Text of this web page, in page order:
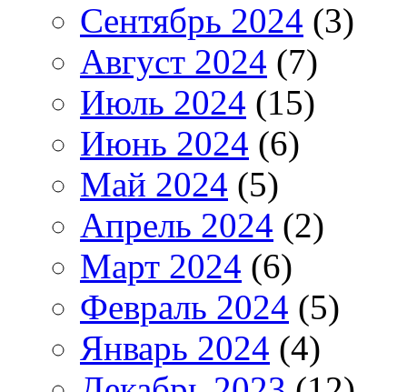
Сентябрь 2024 (3)
Август 2024 (7)
Июль 2024 (15)
Июнь 2024 (6)
Май 2024 (5)
Апрель 2024 (2)
Март 2024 (6)
Февраль 2024 (5)
Январь 2024 (4)